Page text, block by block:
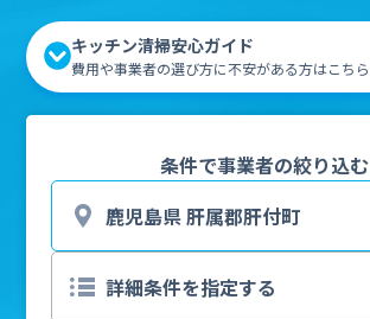
キッチン清掃安心ガイド
費用や事業者の選び方に不安がある方はこちら
条件で事業者の絞り込む